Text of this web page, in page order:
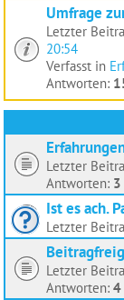
Umfrage
Letzter
20:54
Verfasst in
Antworten:
Letzter
Antworten: 3
Ist es ach.
Letzter
Letzter
Antworten: 4